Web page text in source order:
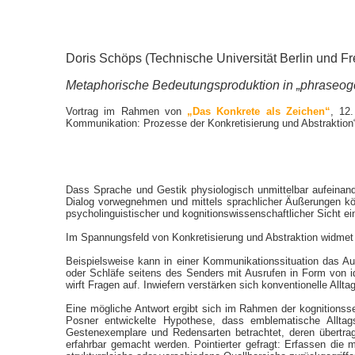
Doris Schöps (Technische Universität Berlin und
Metaphorische Bedeutungsproduktion in
Vortrag im Rahmen von „Das Konkrete als Zeichen“ ,
Kommunikation: Prozesse der Konkretisierung und
Dass Sprache und Gestik physiologisch unmittelbar
Dialog vorwegnehmen und mittels sprachlicher Äußerungen
psycholinguistischer und kognitionswissenschaftlicher Sicht
Im Spannungsfeld von Konkretisierung und Abstraktion
Beispielsweise kann in einer Kommunikationssituation das
oder Schläfe seitens des Senders mit Ausrufen in Form von
wirft Fragen auf. Inwiefern verstärken sich konventionelle
Eine mögliche Antwort ergibt sich im Rahmen der
Posner entwickelte Hypothese, dass emblematische
Gestenexemplare und Redensarten betrachtet, deren
erfahrbar gemacht werden. Pointierter gefragt: Erfassen die